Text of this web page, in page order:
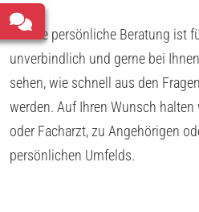
Unsere persönliche Beratung ist
unverbindlich und gerne bei
sehen, wie schnell aus den
werden. Auf Ihren Wunsch
oder Facharzt, zu Angehörigen
persönlichen Umfelds.